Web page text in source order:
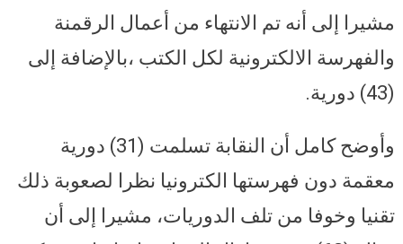
مشيرا إلى أنه تم الانتهاء من أعمال الرقمنة
والفهرسة الالكترونية لكل الكتب ،بالإضافة إلى
(43) دورية.
وأوضح كامل أن النقابة تسلمت (31) دورية
معقمة دون فهرستها الكترونيا نظرا لصعوبة ذلك
تقنيا وخوفا من تلف الدوريات، مشيرا إلى أن